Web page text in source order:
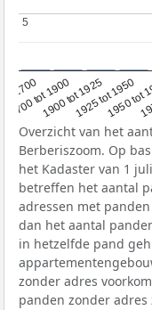
1700
1700 tot 1900
1900 tot 19251925 tot 1950
1950
5
5
Overzicht van het
Berberiszoom. Op
het Kadaster van 1
betreffen het aantal
adressen met
dan het aantal
in hetzelfde pand
zonder adres
panden zonder